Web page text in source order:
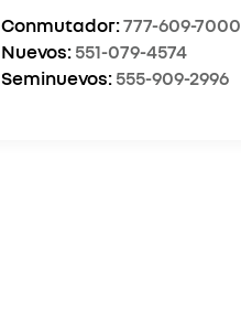
Conmutador:777-609-7000
Nuevos:551-079-4574
Seminuevos:555-909-2996